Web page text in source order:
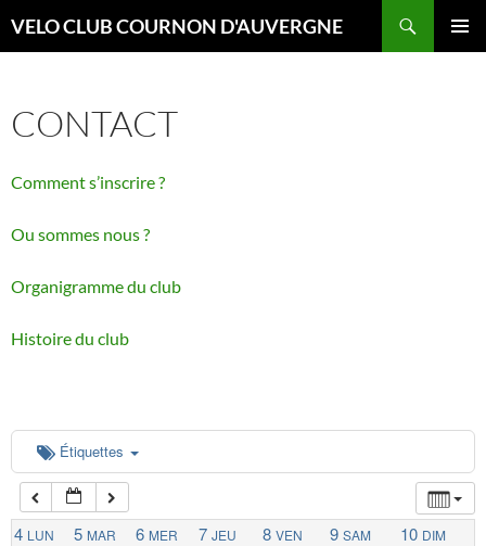
auVELO CLUB COURNON D'AUVERGNE
CONTACT
Comment s’inscrire ?
Ou sommes nous ?
Organigramme du club
Histoire du club
Étiquettes
4 LUN 5 MAR 6 MER 7 JEU 8 VEN 9 SAM 10 DIM
01:00
04:00
06:00
07:00